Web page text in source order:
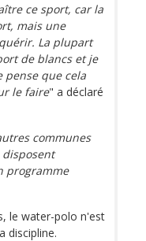
ce sport, car la
mais une
La plupart
de blancs et je
pense que cela
le faire" a déclaré
communes
programme
le water-polo n'est
discipline.